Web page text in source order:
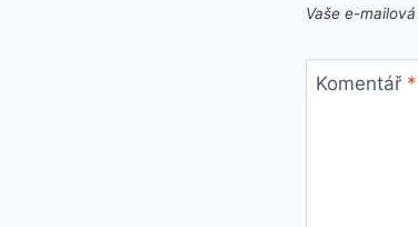
Vaše e-
Komentář *